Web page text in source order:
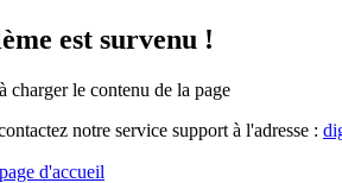
est survenu !
charger le contenu de la page
notre service support à l'adresse :
d'accueil